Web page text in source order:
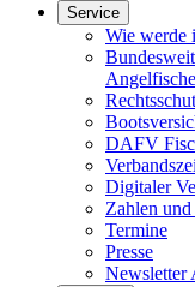
Service
Wie werde
DAFV
Digitaler
Zahlen
Termine
Presse
Newsletter